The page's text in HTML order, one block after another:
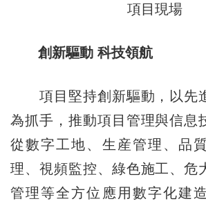
項目現場
創新驅動 科技領航
項目堅持創新驅動，以先
為抓手，推動項目管理與信息
從數字工地、生産管理、品
理、視頻監控、綠色施工、危
管理等全方位應用數字化建